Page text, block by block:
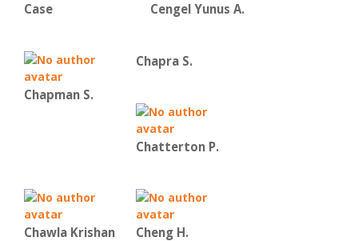
Case Cengel Yunus A.
Chapman S.
Chapra S.
Chatterton P.
Chawla Krishan Cheng H.